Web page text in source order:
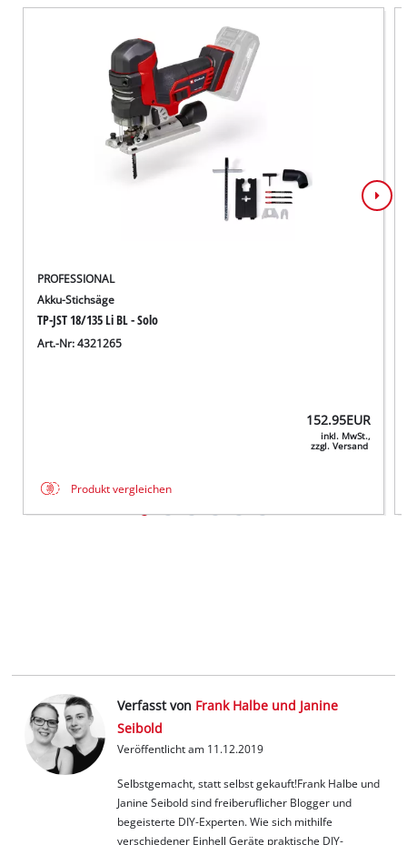
PROFESSIONAL
Akku-Stichsäge
TP-JST 18/135 Li BL - Solo
Art.-Nr: 4321265
152.95EUR
inkl. MwSt.,
zzgl. Versand
Produkt vergleichen
Verfasst von Frank Halbe und Janine
Seibold
Veröffentlicht am 11.12.2019
Selbstgemacht, statt selbst gekauft!Frank Halbe und
Janine Seibold sind freiberuflicher Blogger und
begeisterte DIY-Experten. Wie sich mithilfe
verschiedener Einhell Geräte praktische DIY-